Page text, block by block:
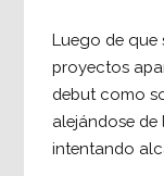
Luego de que
proyectos
debut como
alejándose de
intentando